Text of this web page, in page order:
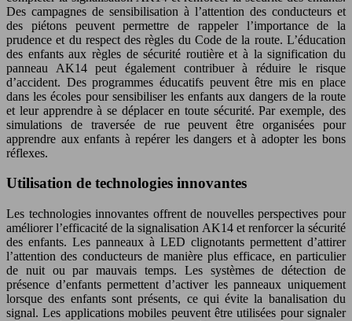
Des campagnes de sensibilisation à l’attention des conducteurs et
des piétons peuvent permettre de rappeler l’importance de la
prudence et du respect des règles du Code de la route. L’éducation
des enfants aux règles de sécurité routière et à la signification du
panneau AK14 peut également contribuer à réduire le risque
d’accident. Des programmes éducatifs peuvent être mis en place
dans les écoles pour sensibiliser les enfants aux dangers de la route
et leur apprendre à se déplacer en toute sécurité. Par exemple, des
simulations de traversée de rue peuvent être organisées pour
apprendre aux enfants à repérer les dangers et à adopter les bons
réflexes.
Utilisation de technologies innovantes
Les technologies innovantes offrent de nouvelles perspectives pour
améliorer l’efficacité de la signalisation AK14 et renforcer la sécurité
des enfants. Les panneaux à LED clignotants permettent d’attirer
l’attention des conducteurs de manière plus efficace, en particulier
de nuit ou par mauvais temps. Les systèmes de détection de
présence d’enfants permettent d’activer les panneaux uniquement
lorsque des enfants sont présents, ce qui évite la banalisation du
signal. Les applications mobiles peuvent être utilisées pour signaler